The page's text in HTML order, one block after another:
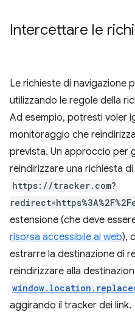
Intercettare le
Le richieste di navigazione
utilizzando le regole della
Ad esempio, potresti voler
monitoraggio che
prevista. Un approccio per
reindirizzare una richiesta
https://tracker.com?
estensione (che deve
risorsa accessibile al web),
estrarre la destinazione di
reindirizzare alla
aggirando il tracker dei link.